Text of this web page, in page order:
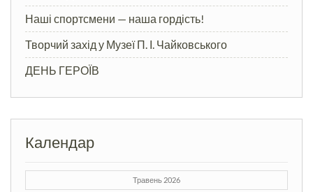
Наші спортсмени — наша гордість!
Творчий захід у Музеї П. І. Чайковського
ДЕНЬ ГЕРОЇВ
Календар
Травень 2026